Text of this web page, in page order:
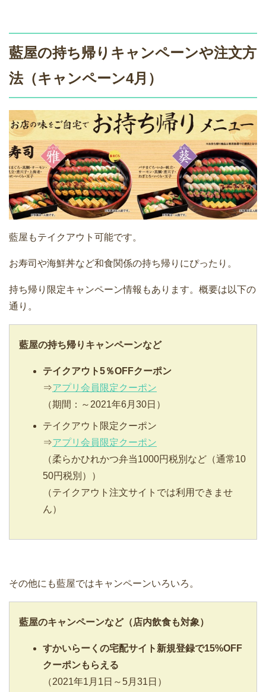
藍屋の持ち帰りキャンペーンや注文方
法（キャンペーン4月）
藍屋もテイクアウト可能です。
お寿司や海鮮丼など和食関係の持ち帰りにぴったり。
持ち帰り限定キャンペーン情報もあります。概要は以下の
通り。
藍屋の持ち帰りキャンペーンなど
テイクアウト5％OFFクーポン
⇒アプリ会員限定クーポン
（期間：～2021年6月30日）
テイクアウト限定クーポン
⇒アプリ会員限定クーポン
（柔らかひれかつ弁当1000円税別など（通常10
50円税別））
（テイクアウト注文サイトでは利用できませ
ん）
その他にも藍屋ではキャンペーンいろいろ。
藍屋のキャンペーンなど（店内飲食も対象）
すかいらーくの宅配サイト新規登録で15%OFF
クーポンもらえる
（2021年1月1日～5月31日）